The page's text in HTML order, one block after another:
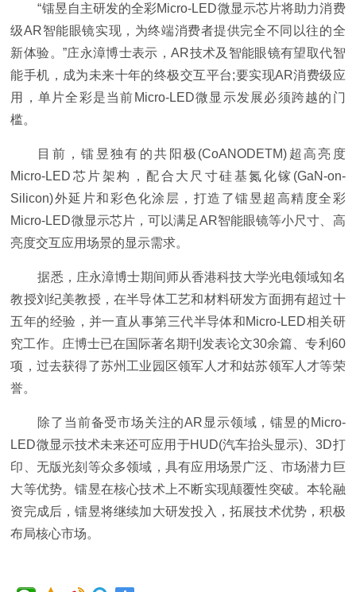
“镭昱自主研发的全彩Micro-LED微显示芯片将助力消费
级AR智能眼镜实现，为终端消费者提供完全不同以往的全
新体验。”庄永漳博士表示，AR技术及智能眼镜有望取代智
能手机，成为未来十年的终极交互平台;要实现AR消费级应
用，单片全彩是当前Micro-LED微显示发展必须跨越的门
槛。
目前，镭昱独有的共阳极(CoANODETM)超高亮度
Micro-LED芯片架构，配合大尺寸硅基氮化镓(GaN-on-
Silicon)外延片和彩色化涂层，打造了镭昱超高精度全彩
Micro-LED微显示芯片，可以满足AR智能眼镜等小尺寸、高
亮度交互应用场景的显示需求。
据悉，庄永漳博士期间师从香港科技大学光电领域知名
教授刘纪美教授，在半导体工艺和材料研发方面拥有超过十
五年的经验，并一直从事第三代半导体和Micro-LED相关研
究工作。庄博士已在国际著名期刊发表论文30余篇、专利60
项，过去获得了苏州工业园区领军人才和姑苏领军人才等荣
誉。
除了当前备受市场关注的AR显示领域，镭昱的Micro-
LED微显示技术未来还可应用于HUD(汽车抬头显示)、3D打
印、无版光刻等众多领域，具有应用场景广泛、市场潜力巨
大等优势。镭昱在核心技术上不断实现颠覆性突破。本轮融
资完成后，镭昱将继续加大研发投入，拓展技术优势，积极
布局核心市场。